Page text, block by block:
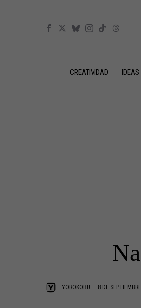
CREATIVIDAD IDEAS
YOROKOBU 8 DE